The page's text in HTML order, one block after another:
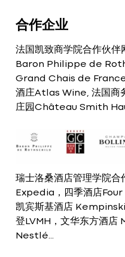
合作企业
法国凯致商学院合作伙
Baron Philippe de
Grand Chais de
酒庄Atlas Wine, 法国商
庄园Château Smith
瑞士洛桑酒店管理学院合
Expedia，四季酒店
凯宾斯基酒店
登LVMH，文华东方酒
Nestlé...